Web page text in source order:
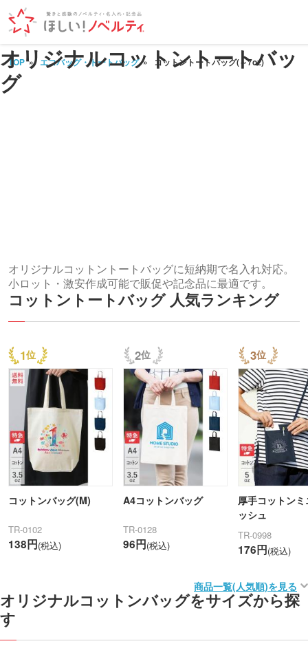
TOP エコバッグ・トートバッグ コットントートバッグ(～7oz)
オリジナルコットントートバッ
グ
オリジナルコットントートバッグに短納期で名入れ対応。
小ロット・激安作成可能で販促や記念品に最適です。
コットントートバッグ 人気ランキング
1
コットンバッグ(M)
TR-0102
138円(税込)
2
A4コットンバッグ
TR-0128
96円(税込)
3
厚手コットン
ッシュ
TR-0998
176円(税込)
商品一覧(人気順)を見る
オリジナルコットンバッグをサイズから探
す